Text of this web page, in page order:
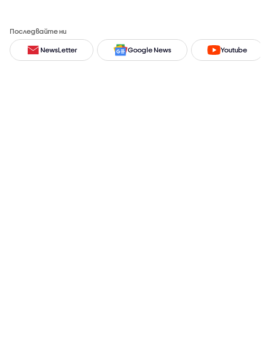
Последвайте ни
NewsLetter Google News Youtube